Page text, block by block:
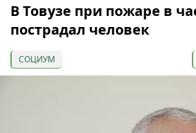
В Товузе при пожаре в
пострадал человек
СОЦИУМ